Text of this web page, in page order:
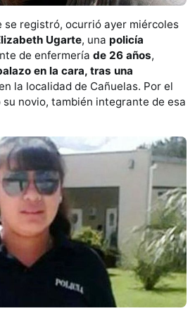
se registró, ocurrió ayer miércoles
Ugarte, una policía
de enfermería de 26 años,
en la cara, tras una
la localidad de Cañuelas. Por el
novio, también integrante de esa